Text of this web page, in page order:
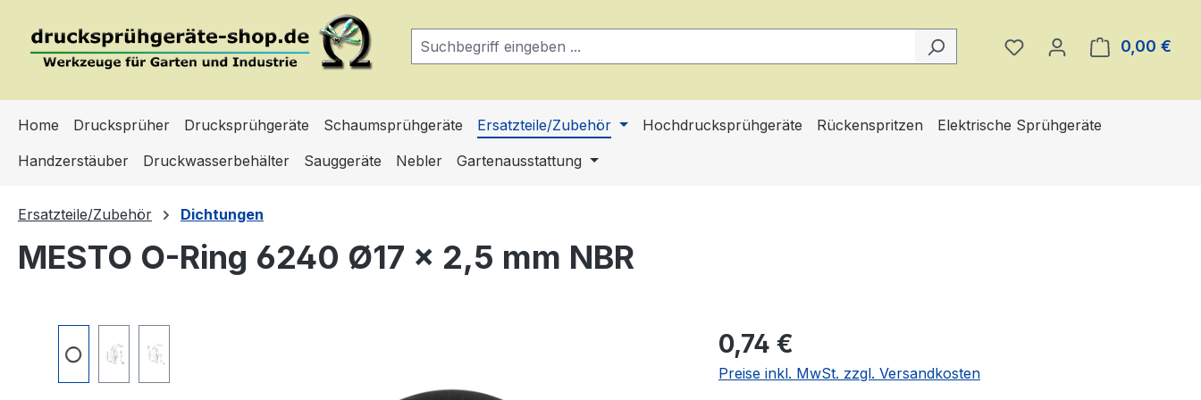
Du hast 0 Produkte auf
0,00 €
Home Drucksprüher Drucksprühgeräte Schaumsprühgeräte Ersatzteile/Zubehör Hochdrucksprühgeräte Rückenspritzen
Elektrische Sprühgeräte
Handzerstäuber
Druckwasserbehälter Sauggeräte Nebler Gartenausstattung
Ersatzteile/Zubehör Dichtungen
MESTO O-Ring 6240 Ø17 × 2,5 mm NBR
Regulärer Preis:
0,74 €
Preise inkl. MwSt. zzgl. Versandkosten